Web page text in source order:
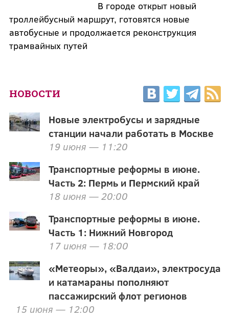
В городе открыт новый
троллейбусный маршрут, готовятся новые
автобусные и продолжается реконструкция
трамвайных путей
НОВОСТИ
Новые электробусы и зарядные
станции начали работать в Москве
19 июня — 11:20
Транспортные реформы в июне.
Часть 2: Пермь и Пермский край
18 июня — 20:00
Транспортные реформы в июне.
Часть 1: Нижний Новгород
17 июня — 18:00
«Метеоры», «Валдаи», электросуда
и катамараны пополняют
пассажирский флот регионов
15 июня — 12:00